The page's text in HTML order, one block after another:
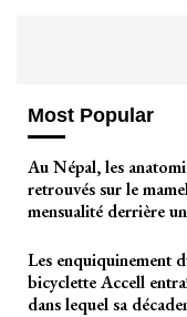
Most Popular
Au Népal, les
retrouvés sur le
mensualité derrière
Les enquiquinement
bicyclette Accell
dans lequel sa